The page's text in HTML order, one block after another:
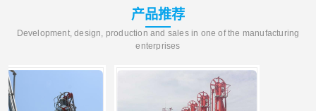
产品推荐
Development, design, production and sales in one of the manufacturing
enterprises